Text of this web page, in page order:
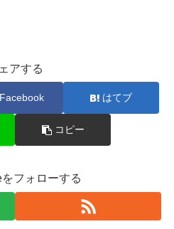
アする
Facebook はてブ
コピー
フォローする